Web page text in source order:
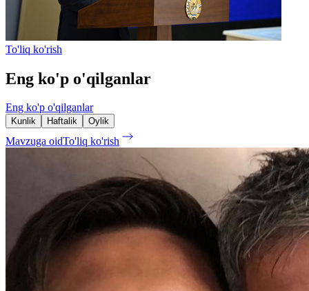
To'liq ko'rish
Eng ko'p o'qilganlar
Eng ko'p o'qilganlar
Kunlik Haftalik Oylik
Mavzuga oidTo'liq ko'rish